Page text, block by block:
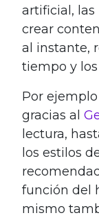
artificial,
crear
al instante,
tiempo y
Por
gracias al
lectura,
los estilos
función del
mismo